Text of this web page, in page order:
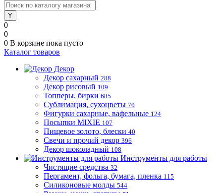
0
0
0 В корзине пока пусто
Каталог товаров
Декор
Декор сахарный 288
Декор рисовый 109
Топперы, бирки 685
Сублимация, сухоцветы 70
Фигурки сахарные, вафельные 124
Посыпки MIXIE 107
Пищевое золото, блески 40
Свечи и прочий декор 396
Декор шоколадный 108
Инструменты для работы
Чистящие средства 32
Пергамент, фольга, бумага, пленка 115
Силиконовые молды 544